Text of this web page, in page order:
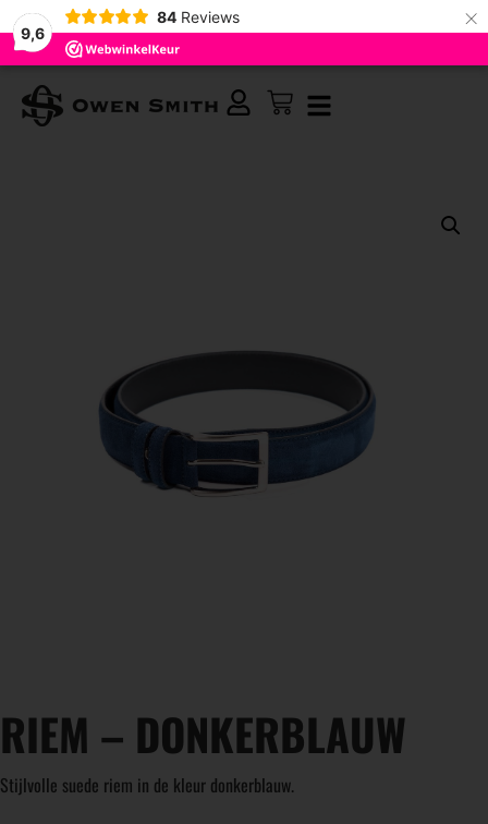
9,6
84 Reviews ×
RIEM – DONKERBLAUW
Stijlvolle suede riem in de kleur donkerblauw.